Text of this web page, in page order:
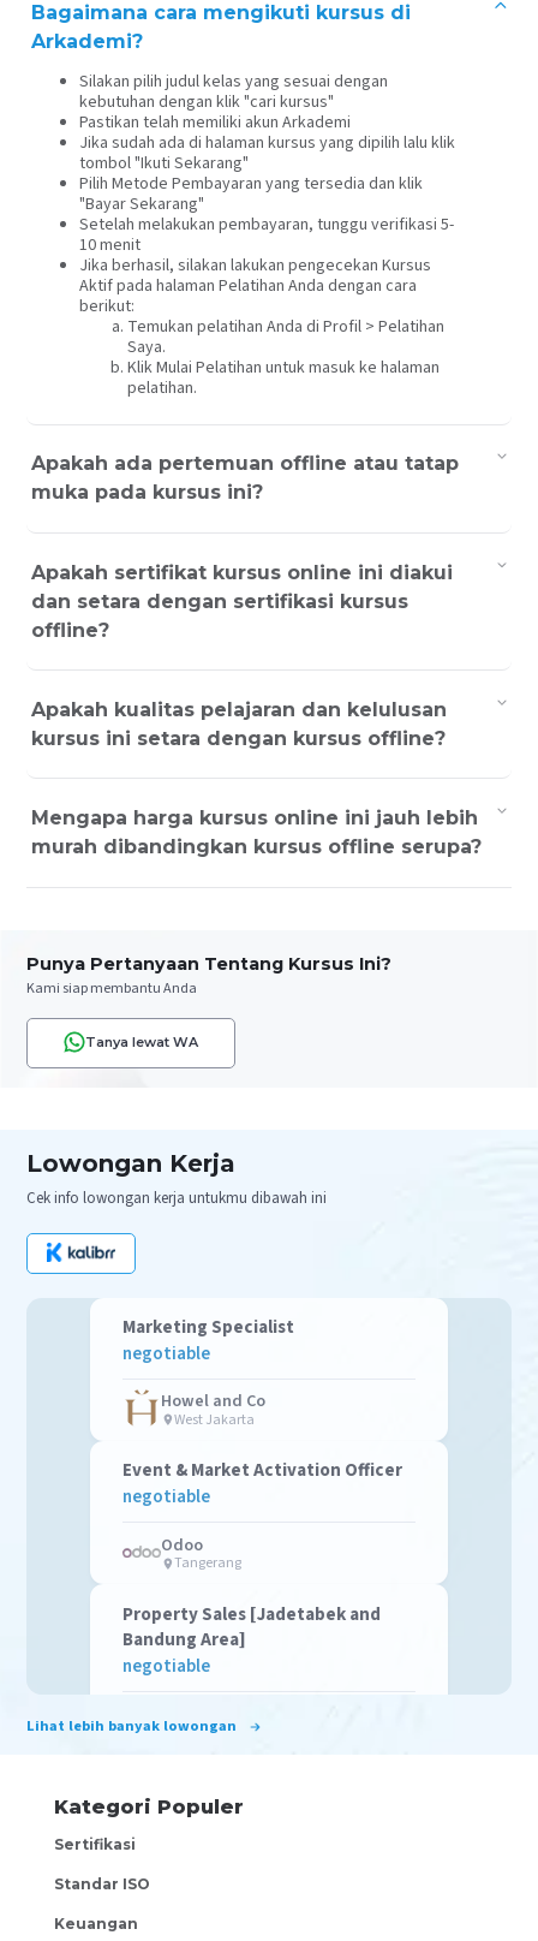
Bagaimana cara mengikuti kursus di
Arkademi?
Silakan pilih judul kelas yang sesuai dengan
kebutuhan dengan klik "cari kursus"
Pastikan telah memiliki akun Arkademi
Jika sudah ada di halaman kursus yang dipilih lalu klik
tombol "Ikuti Sekarang"
Pilih Metode Pembayaran yang tersedia dan klik
"Bayar Sekarang"
Setelah melakukan pembayaran, tunggu verifikasi 5-
10 menit
Jika berhasil, silakan lakukan pengecekan Kursus
Aktif pada halaman Pelatihan Anda dengan cara
berikut:
Temukan pelatihan Anda di Profil > Pelatihan
Saya.
Klik Mulai Pelatihan untuk masuk ke halaman
pelatihan.
Apakah ada pertemuan offline atau tatap
muka pada kursus ini?
Apakah sertifikat kursus online ini diakui
dan setara dengan sertifikasi kursus
offline?
Apakah kualitas pelajaran dan kelulusan
kursus ini setara dengan kursus offline?
Mengapa harga kursus online ini jauh lebih
murah dibandingkan kursus offline serupa?
Punya Pertanyaan Tentang Kursus Ini?
Kami siap membantu Anda
Tanya lewat WA
Lowongan Kerja
Cek info lowongan kerja untukmu dibawah ini
Marketing Specialist
negotiable
Howel and Co
West Jakarta
Event & Market Activation Officer
negotiable
Odoo
Tangerang
Property Sales [Jadetabek and
Bandung Area]
negotiable
Tangerang Regency
negotiable
Telemarketing Supervisor
Lihat lebih banyak lowongan
Kategori Populer
Sertifikasi
Standar ISO
Keuangan